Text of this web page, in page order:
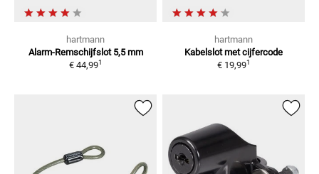
hartmann
Alarm-Remschijfslot 5,5 mm
€ 44,991
hartmann
Kabelslot met cijfercode
€ 19,991